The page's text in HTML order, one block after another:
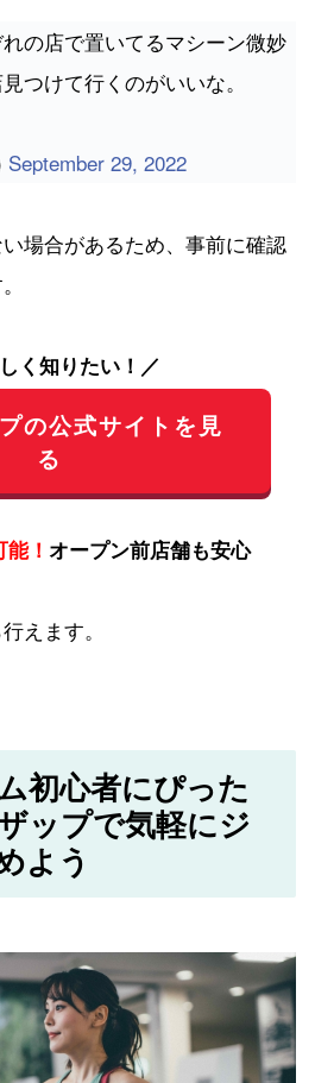
の店で置いてるマシーン微妙
つけて行くのがいいな。
September 29, 2022
場合があるため、事前に確認
く知りたい！／
の公式サイトを見
る
！ オープン前店舗も安心
えます。
初心者にぴった
ップで気軽にジ
よう